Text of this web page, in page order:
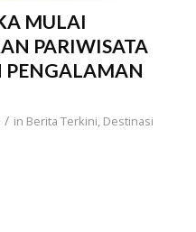
MULAI
PARIWISATA
PENGALAMAN
/ in Berita Terkini, Destinasi